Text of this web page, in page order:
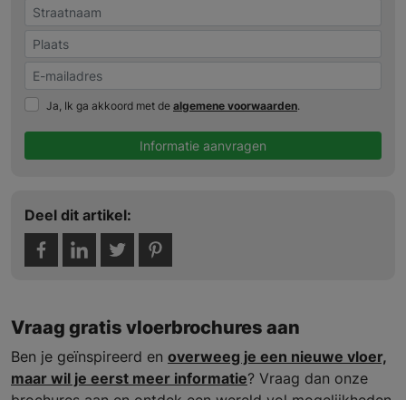
Ja, Ik ga akkoord met de algemene voorwaarden.
Informatie aanvragen
Deel dit artikel:
Vraag gratis vloerbrochures aan
Ben je geïnspireerd en overweeg je een nieuwe vloer,
maar wil je eerst meer informatie? Vraag dan onze